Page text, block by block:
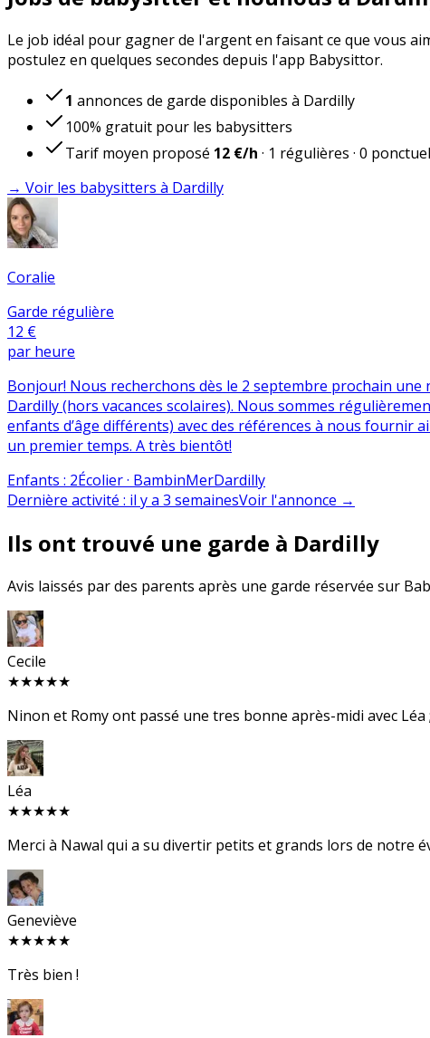
Le job idéal pour gagner de l'argent en faisant ce que vous
postulez en quelques secondes depuis l'app Babysittor.
1 annonces de garde disponibles à Dardilly
100% gratuit pour les babysitters
Tarif moyen proposé 12 €/h · 1 régulières · 0
→ Voir les babysitters à Dardilly
Coralie
Garde régulière
12 €
par heure
Bonjour! Nous recherchons dès le 2 septembre prochain
Dardilly (hors vacances scolaires). Nous sommes
enfants d’âge différents) avec des références à nous fournir
un premier temps. A très bientôt!
Enfants : 2Écolier · BambinMerDardilly
Dernière activité : il y a 3 semainesVoir l'annonce →
Ils ont trouvé une garde à Dardilly
Avis laissés par des parents après une garde réservée sur
Cecile
★★★★★
Ninon et Romy ont passé une tres bonne après-midi avec Léa
Léa
★★★★★
Merci à Nawal qui a su divertir petits et grands lors de notre
Geneviève
★★★★★
Très bien !